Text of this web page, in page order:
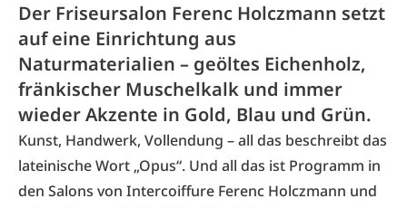
Der Friseursalon Ferenc Holczmann setzt
auf eine Einrichtung aus
Naturmaterialien – geöltes Eichenholz,
fränkischer Muschelkalk und immer
wieder Akzente in Gold, Blau und Grün.
Kunst, Handwerk, Vollendung – all das beschreibt das
lateinische Wort „Opus“. Und all das ist Programm in
den Salons von Intercoiffure Ferenc Holczmann und